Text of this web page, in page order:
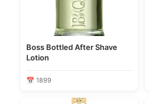
Boss Bottled After Shave
Lotion
📅 1899